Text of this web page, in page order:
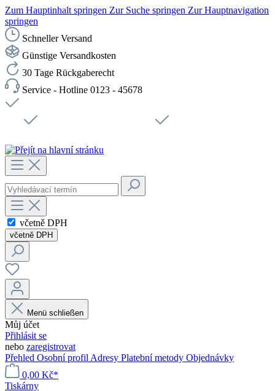
Zum Hauptinhalt springen Zur Suche springen Zur Hauptnavigation
springen
Schneller Versand
Günstige Versandkosten
30 Tage Rückgaberecht
Service - Hotline 0123 - 45678
včetně DPH
včetně DPH
Menü schließen
Můj účet
Přihlásit se
nebo zaregistrovat
Přehled Osobní profil Adresy Platební metody Objednávky
0,00 Kč*
Tiskárny